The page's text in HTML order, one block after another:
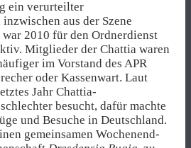
ein verurteilter
aus der Szene
war 2010 für den Ordnerdienst
Mitglieder der Chattia waren
im Vorstand des APR
oder Kassenwart. Laut
Jahr Chattia-
besucht, dafür machte
und Besuche in Deutschland.
gemeinsamen Wochenend-